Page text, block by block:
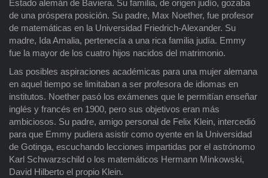
Estado alemán de Baviera. Su familia, de origen judío, gozaba
de una próspera posición. Su padre, Max Noether, fue profesor
de matemáticas en la Universidad Friedrich-Alexander. Su
madre, Ida Amalia, pertenecía a una rica familia judía. Emmy
fue la mayor de los cuatro hijos nacidos del matrimonio.
Las posibles aspiraciones académicas para una mujer alemana
en aquel tiempo se limitaban a ser profesora de idiomas en
institutos. Noether pasó los exámenes que le permitían enseñar
inglés y francés en 1900, pero sus objetivos eran más
ambiciosos. Su padre, amigo personal de Felix Klein, intercedió
para que Emmy pudiera asistir como oyente en la Universidad
de Gotinga, escuchando lecciones impartidas por el astrónomo
Karl Schwarzschild o los matemáticos Hermann Minkowski,
David Hilberto el propio Klein.